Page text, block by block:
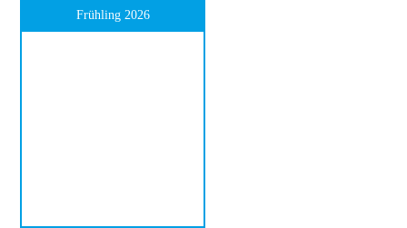
Frühling 2026